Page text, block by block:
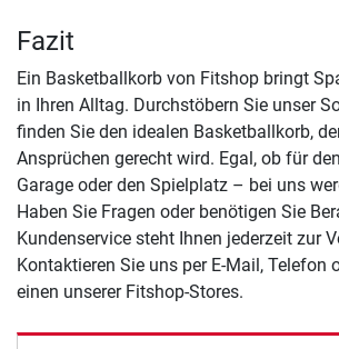
Fazit
Ein Basketballkorb von Fitshop bringt
in Ihren Alltag. Durchstöbern Sie unser
finden Sie den idealen Basketballkorb,
Ansprüchen gerecht wird. Egal, ob für
Garage oder den Spielplatz – bei uns
Haben Sie Fragen oder benötigen Sie
Kundenservice steht Ihnen jederzeit zur
Kontaktieren Sie uns per E-Mail, Telefon
einen unserer Fitshop-Stores.